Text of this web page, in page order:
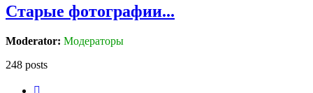
Старые фотографии...
Moderator: Модераторы
248 posts